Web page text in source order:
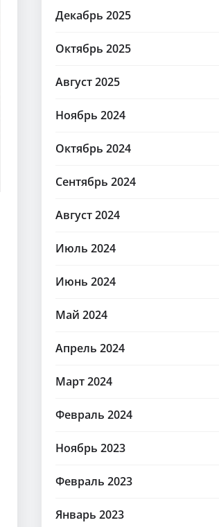
Декабрь 2025
Октябрь 2025
Август 2025
Ноябрь 2024
Октябрь 2024
Сентябрь 2024
Август 2024
Июль 2024
Июнь 2024
Май 2024
Апрель 2024
Март 2024
Февраль 2024
Ноябрь 2023
Февраль 2023
Январь 2023